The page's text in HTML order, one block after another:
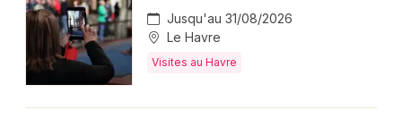
Jusqu'au 31/08/2026
Le Havre
Visites au Havre